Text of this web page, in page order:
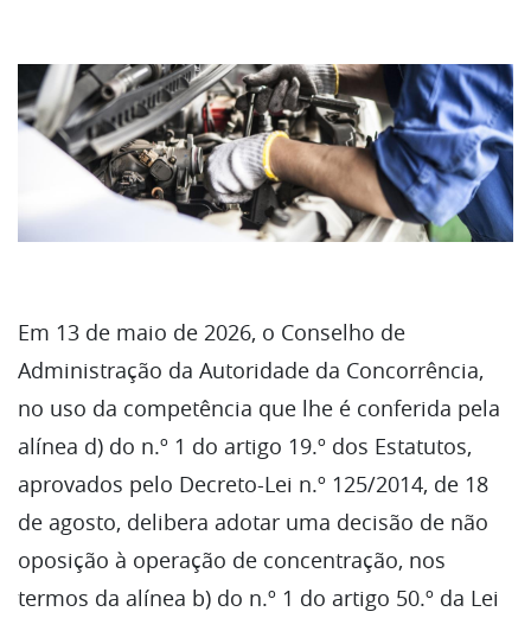
Em 13 de maio de 2026, o Conselho de
Administração da Autoridade da Concorrência,
no uso da competência que lhe é conferida pela
alínea d) do n.º 1 do artigo 19.º dos Estatutos,
aprovados pelo Decreto-Lei n.º 125/2014, de 18
de agosto, delibera adotar uma decisão de não
oposição à operação de concentração, nos
termos da alínea b) do n.º 1 do artigo 50.º da Lei